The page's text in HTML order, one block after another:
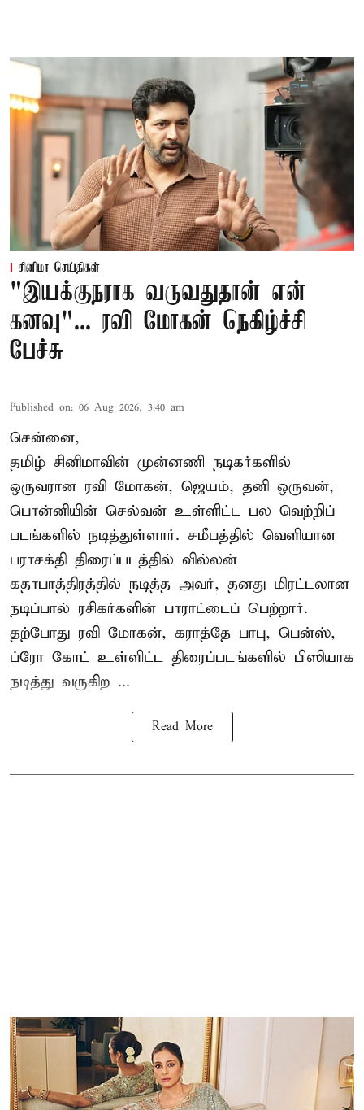
சினிமா செய்திகள்
"இயக்குநராக வருவதுதான் என்
கனவு"... ரவி மோகன் நெகிழ்ச்சி
பேச்சு
Published on: 06 Aug 2026, 3:40 am
சென்னை,
தமிழ் சினிமாவின் முன்னணி நடிகர்களில்
ஒருவரான ரவி மோகன், ஜெயம், தனி ஒருவன்,
பொன்னியின் செல்வன் உள்ளிட்ட பல வெற்றிப்
படங்களில் நடித்துள்ளார். சமீபத்தில் வெளியான
பராசக்தி திரைப்படத்தில் வில்லன்
கதாபாத்திரத்தில் நடித்த அவர், தனது மிரட்டலான
நடிப்பால் ரசிகர்களின் பாராட்டைப் பெற்றார்.
தற்போது ரவி மோகன், கராத்தே பாபு, பென்ஸ்,
ப்ரோ கோட் உள்ளிட்ட திரைப்படங்களில் பிஸியாக
நடித்து வருகிற ...
Read More